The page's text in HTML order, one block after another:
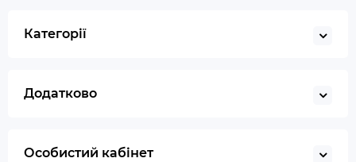
Категорії
Додатково
Особистий кабінет